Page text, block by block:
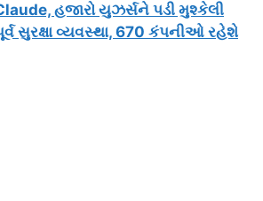
હજારો યુઝર્સને પડી મુશ્કેલી
સુરક્ષા વ્યવસ્થા, 670 કંપનીઓ રહેશે